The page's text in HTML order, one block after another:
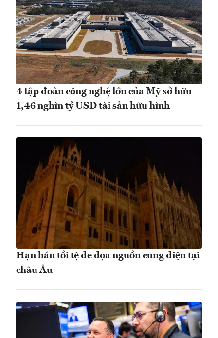
4 tập đoàn công nghệ lớn của Mỹ sở hữu
1,46 nghìn tỷ USD tài sản hữu hình
Hạn hán tồi tệ đe dọa nguồn cung điện tại
châu Âu